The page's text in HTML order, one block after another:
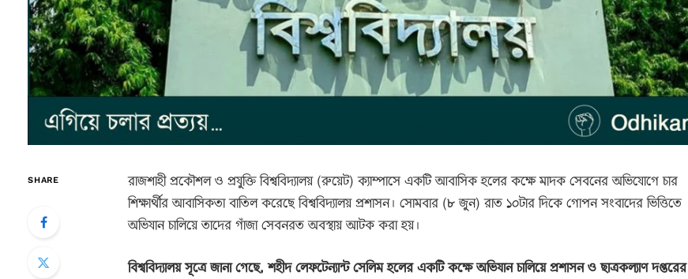
SHARE
রাজশাহী প্রকৌশল ও প্রযুক্তি বিশ্ববিদ্যালয় (রুয়েট) ক্যাম্পাসে একটি আবাসিক হলের কক্ষে মাদক সেবনের অভিযোগে চার
শিক্ষার্থীর আবাসিকতা বাতিল করেছে বিশ্ববিদ্যালয় প্রশাসন। সোমবার (৮ জুন) রাত ১০টার দিকে গোপন সংবাদের ভিত্তিতে
অভিযান চালিয়ে তাদের গাঁজা সেবনরত অবস্থায় আটক করা হয়।
বিশ্ববিদ্যালয় সূত্রে জানা গেছে, শহীদ লেফটেন্যান্ট সেলিম হলের একটি কক্ষে অভিযান চালিয়ে প্রশাসন ও ছাত্রকল্যাণ দপ্তরের